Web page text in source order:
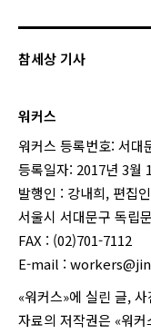
참세상 기사
워커스
워커스 등록번호: 서대
등록일자: 2017년 3월
발행인 : 강내희, 편집
서울시 서대문구 독립
FAX : (02)701-7112
E-mail :
«워커스»에 실린 글,
자료의 저작권은 «워